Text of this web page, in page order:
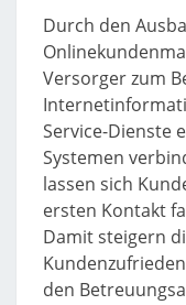
Durch den
Versorger zum
Service-Dienste
Systemen
lassen sich
ersten Kontakt
Damit steigern
den